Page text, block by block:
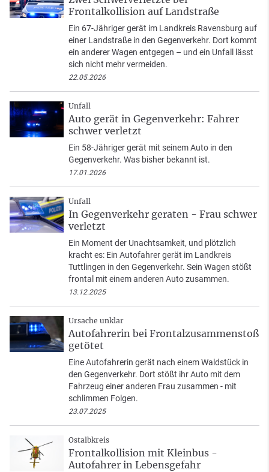
Frontalkollision auf Landstraße
Ein 67-Jähriger gerät im Landkreis Ravensburg auf
einer Landstraße in den Gegenverkehr. Dort kommt
ein anderer Wagen entgegen – und ein Unfall lässt
sich nicht mehr vermeiden.
22.05.2026
Unfall
Auto gerät in Gegenverkehr: Fahrer
schwer verletzt
Ein 58-Jähriger gerät mit seinem Auto in den
Gegenverkehr. Was bisher bekannt ist.
17.01.2026
Unfall
In Gegenverkehr geraten - Frau schwer
verletzt
Ein Moment der Unachtsamkeit, und plötzlich
kracht es: Ein Autofahrer gerät im Landkreis
Tuttlingen in den Gegenverkehr. Sein Wagen stößt
frontal mit einem anderen Auto zusammen.
13.12.2025
Ursache unklar
Autofahrerin bei Frontalzusammenstoß
getötet
Eine Autofahrerin gerät nach einem Waldstück in
den Gegenverkehr. Dort stößt ihr Auto mit dem
Fahrzeug einer anderen Frau zusammen - mit
schlimmen Folgen.
23.07.2025
Ostalbkreis
Frontalkollision mit Kleinbus -
Autofahrer in Lebensgefahr